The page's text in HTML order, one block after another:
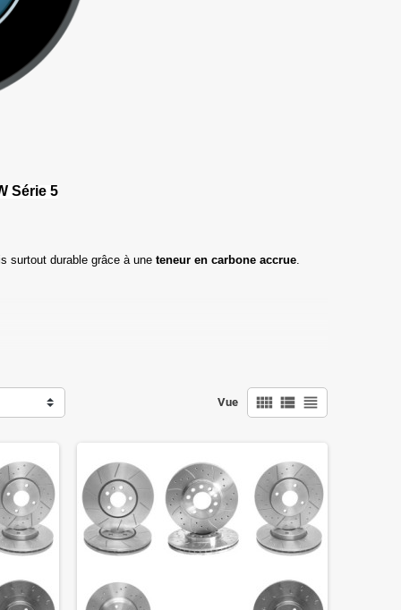
Série 5
surtout durable grâce à une teneur en carbone accrue.
Vue view_comfy view_list view_headline